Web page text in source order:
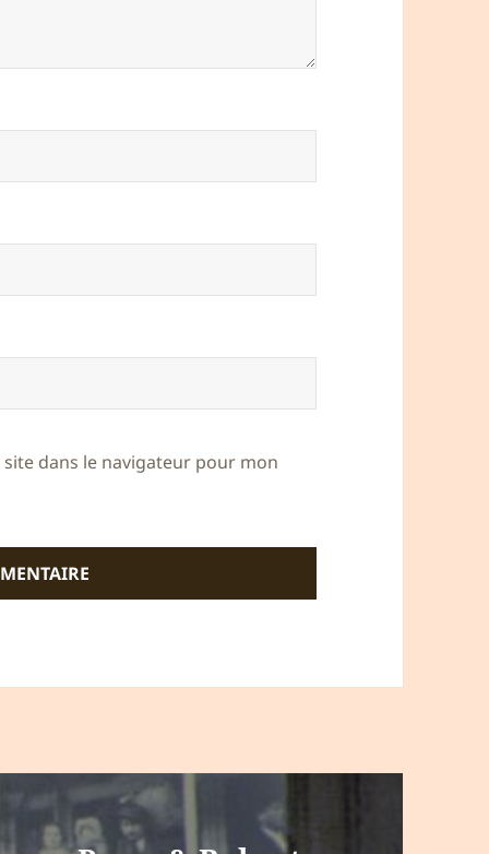
dans le navigateur pour mon